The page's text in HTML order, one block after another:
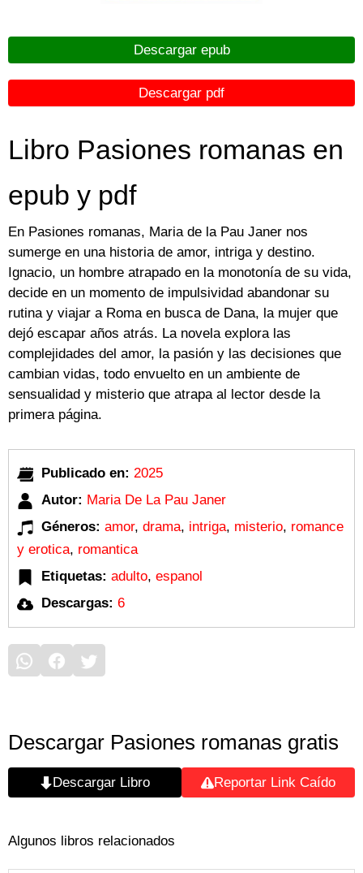
Descargar epub
Descargar pdf
Libro Pasiones romanas en
epub y pdf
En Pasiones romanas, Maria de la Pau Janer nos
sumerge en una historia de amor, intriga y destino.
Ignacio, un hombre atrapado en la monotonía de su vida,
decide en un momento de impulsividad abandonar su
rutina y viajar a Roma en busca de Dana, la mujer que
dejó escapar años atrás. La novela explora las
complejidades del amor, la pasión y las decisiones que
cambian vidas, todo envuelto en un ambiente de
sensualidad y misterio que atrapa al lector desde la
primera página.
Publicado en: 2025
Autor: Maria De La Pau Janer
Géneros: amor, drama, intriga, misterio, romance
y erotica, romantica
Etiquetas: adulto, espanol
Descargas: 6
Descargar Pasiones romanas gratis
Descargar Libro Reportar Link Caído
Algunos libros relacionados